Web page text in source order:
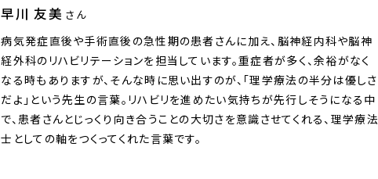
早川 友美 さん
病気発症直後や手術直後の急性期の患者さんに加え、脳神経内科や脳神
経外科のリハビリテーションを担当しています。重症者が多く、余裕がなく
なる時もありますが、そんな時に思い出すのが、「理学療法の半分は優しさ
だよ」という先生の言葉。リハビリを進めたい気持ちが先行しそうになる中
で、患者さんとじっくり向き合うことの大切さを意識させてくれる、理学療法
士としての軸をつくってくれた言葉です。